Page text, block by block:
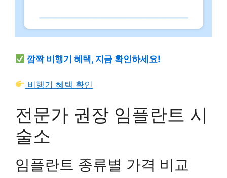
깜짝 비행기 혜택, 지금 확인하세요!
비행기 혜택 확인
전문가 권장 임플란트 시
술소
임플란트 종류별 가격 비교